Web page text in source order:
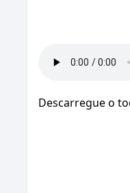
Descarregue o